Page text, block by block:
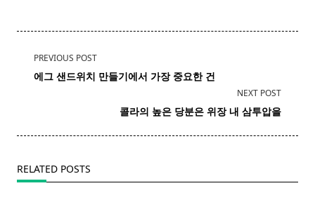
<span
class="nav-
text">Page</span>
PREVIOUS POST
에그 샌드위치 만들기에서 가장 중요한 건
NEXT POST
콜라의 높은 당분은 위장 내 삼투압을
RELATED POSTS